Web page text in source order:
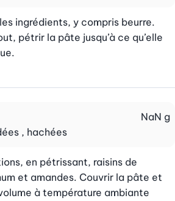
ingrédients, y compris beurre.
pétrir la pâte jusqu’à ce qu’elle
, hachées
NaN g
en pétrissant, raisins de
et amandes. Couvrir la pâte et
à température ambiante